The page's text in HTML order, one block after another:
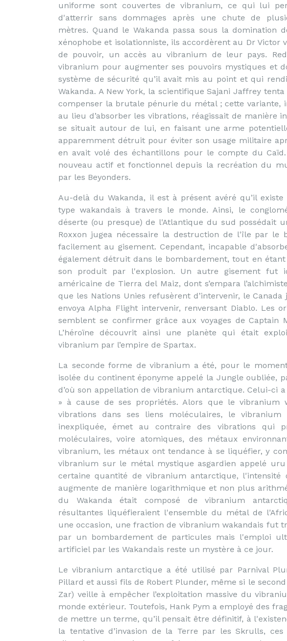
uniforme sont couvertes de vibranium, ce qui lui
d'atterrir sans dommages après une chute de
mètres. Quand le Wakanda passa sous la domination
xénophobe et isolationniste, ils accordèrent au Dr Victor
de pouvoir, un accès au vibranium de leur pays.
vibranium pour augmenter ses pouvoirs mystiques et
système de sécurité qu’il avait mis au point et qui
Wakanda. A New York, la scientifique Sajani Jaffrey
compenser la brutale pénurie du métal ; cette variante,
au lieu d’absorber les vibrations, réagissait de manière
se situait autour de lui, en faisant une arme
apparemment détruit pour éviter son usage militaire
en avait volé des échantillons pour le compte du
nouveau actif et fonctionnel depuis la recréation du
par les Beyonders.
Au-delà du Wakanda, il est à présent avéré qu’il
type wakandais à travers le monde. Ainsi, le
déserte (ou presque) de l'Atlantique du sud possédait
Roxxon jugea nécessaire la destruction de l'île par le
facilement au gisement. Cependant, incapable
également détruit dans le bombardement, tout en
son produit par l'explosion. Un autre gisement fut
américaine de Tierra del Maiz, dont s’empara
que les Nations Unies refusèrent d’intervenir, le
envoya Alpha Flight intervenir, renversant Diablo. Les
semblent se confirmer grâce aux voyages de Captain
L’héroïne découvrit ainsi une planète qui était
vibranium par l’empire de Spartax.
La seconde forme de vibranium a été, pour le
isolée du continent éponyme appelé la Jungle oubliée,
d’où son appellation de vibranium antarctique. Celui-ci
» à cause de ses propriétés. Alors que le vibranium
vibrations dans ses liens moléculaires, le
inexpliquée, émet au contraire des vibrations qui
moléculaires, voire atomiques, des métaux
vibranium, les métaux ont tendance à se liquéfier, y
vibranium sur le métal mystique asgardien appelé
certaine quantité de vibranium antarctique, l'intensité
augmente de manière logarithmique et non plus
du Wakanda était composé de vibranium
résultantes liquéfieraient l'ensemble du métal de
une occasion, une fraction de vibranium wakandais fut
par un bombardement de particules mais l'emploi
artificiel par les Wakandais reste un mystère à ce jour.
Le vibranium antarctique a été utilisé par Parnival
Pillard et aussi fils de Robert Plunder, même si le
Zar) veille à empêcher l’exploitation massive du
monde extérieur. Toutefois, Hank Pym a employé des
de mettre un terme, qu’il pensait être définitif, à
la tentative d’invasion de la Terre par les Skrulls,